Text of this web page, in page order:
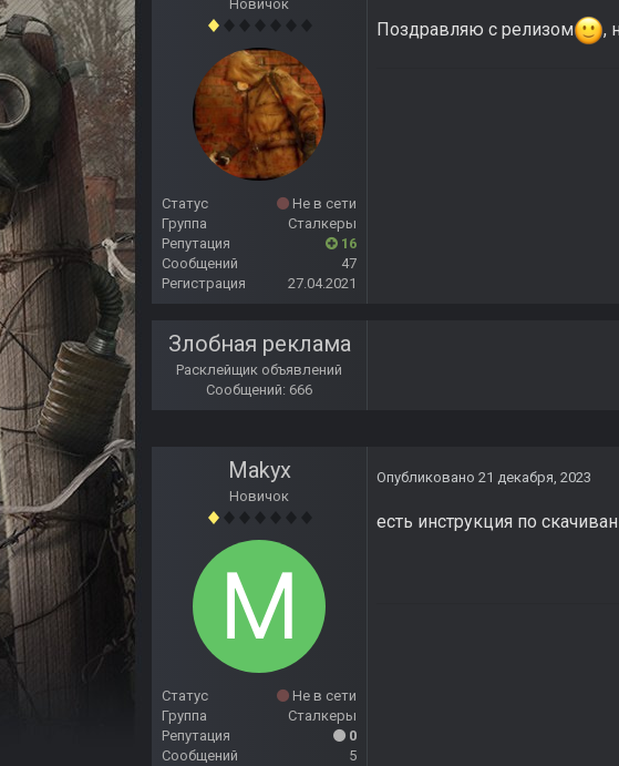
Новичок
Статус
Не в сети
Группа
Сталкеры
Репутация
16
Сообщений
47
Регистрация
27.04.2021
Поздравляю с релизом ,
Злобная реклама
Расклейщик объявлений
Сообщений: 666
Makyx
Новичок
Статус
Не в сети
Группа
Сталкеры
Репутация
0
Сообщений
5
Опубликовано 21 декабря, 2023
есть инструкция по